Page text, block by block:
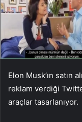
Elon Musk’ın satın
reklam verdiği
araçlar tasarlanıyor.